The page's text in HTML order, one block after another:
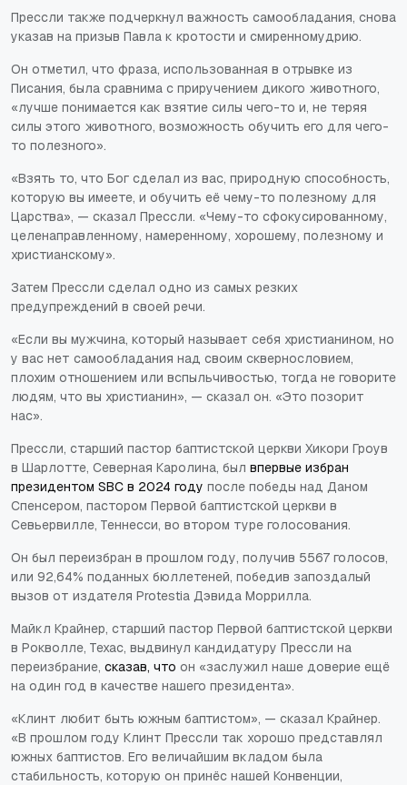
Прессли также подчеркнул важность самообладания, снова
указав на призыв Павла к кротости и смиренномудрию.
Он отметил, что фраза, использованная в отрывке из
Писания, была сравнима с приручением дикого животного,
«лучше понимается как взятие силы чего-то и, не теряя
силы этого животного, возможность обучить его для чего-
то полезного».
«Взять то, что Бог сделал из вас, природную способность,
которую вы имеете, и обучить её чему-то полезному для
Царства», — сказал Прессли. «Чему-то сфокусированному,
целенаправленному, намеренному, хорошему, полезному и
христианскому».
Затем Прессли сделал одно из самых резких
предупреждений в своей речи.
«Если вы мужчина, который называет себя христианином, но
у вас нет самообладания над своим сквернословием,
плохим отношением или вспыльчивостью, тогда не говорите
людям, что вы христианин», — сказал он. «Это позорит
нас».
Прессли, старший пастор баптистской церкви Хикори Гроув
в Шарлотте, Северная Каролина, был впервые избран
президентом SBC в 2024 году после победы над Даном
Спенсером, пастором Первой баптистской церкви в
Севьервилле, Теннесси, во втором туре голосования.
Он был переизбран в прошлом году, получив 5567 голосов,
или 92,64% поданных бюллетеней, победив запоздалый
вызов от издателя Protestia Дэвида Моррилла.
Майкл Крайнер, старший пастор Первой баптистской церкви
в Рокволле, Техас, выдвинул кандидатуру Прессли на
переизбрание, сказав, что он «заслужил наше доверие ещё
на один год в качестве нашего президента».
«Клинт любит быть южным баптистом», — сказал Крайнер.
«В прошлом году Клинт Прессли так хорошо представлял
южных баптистов. Его величайшим вкладом была
стабильность, которую он принёс нашей Конвенции,